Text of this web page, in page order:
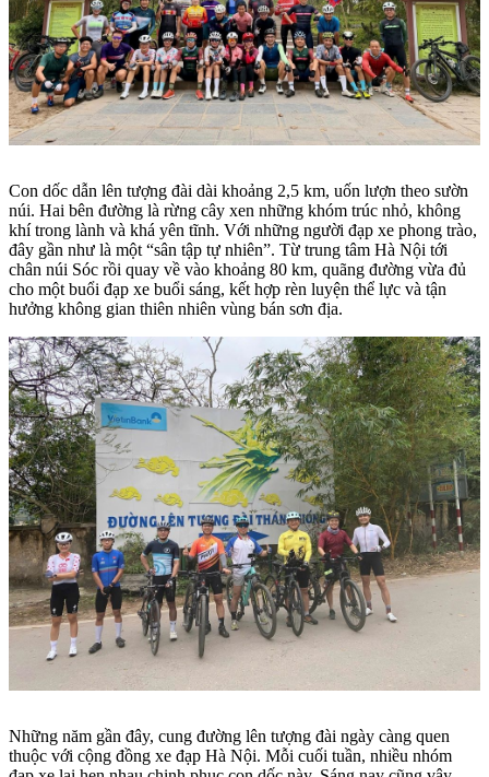
Con dốc dẫn lên tượng đài dài khoảng 2,5 km, uốn lượn theo sườn
núi. Hai bên đường là rừng cây xen những khóm trúc nhỏ, không
khí trong lành và khá yên tĩnh. Với những người đạp xe phong trào,
đây gần như là một “sân tập tự nhiên”. Từ trung tâm Hà Nội tới
chân núi Sóc rồi quay về vào khoảng 80 km, quãng đường vừa đủ
cho một buổi đạp xe buổi sáng, kết hợp rèn luyện thể lực và tận
hưởng không gian thiên nhiên vùng bán sơn địa.
Những năm gần đây, cung đường lên tượng đài ngày càng quen
thuộc với cộng đồng xe đạp Hà Nội. Mỗi cuối tuần, nhiều nhóm